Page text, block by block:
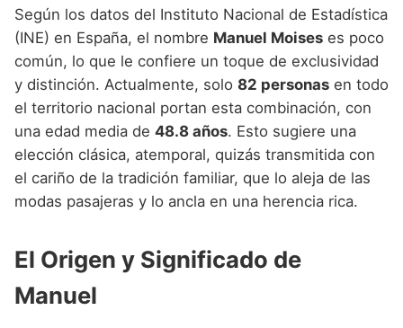
Nombres de niño que empiezan por N
Nombres de niño que empiezan por O
Nombres de niño que empiezan por P
Nombres de niño que empiezan por Q
Nombres de niño que empiezan por R
Nombres de niño que empiezan por S
Nombres de niño que empiezan por U
Nombres de Niño Navarros
Nombres de Niño Riojanos
Nombres de Niño Valencianos
Nombres de Niño Vascos
Nombres de Niño Judíos
Nombres de Niño Marroquíes
Nombres de Niño Portugueses
Nombres de Niño Rumanos
Nombres de Niño Rusos
Nombres de Niño Suecos
Según los datos del Instituto Nacional de Estadística
(INE) en España, el nombre Manuel Moises es poco
común, lo que le confiere un toque de exclusividad
y distinción. Actualmente, solo 82 personas en todo
el territorio nacional portan esta combinación, con
una edad media de 48.8 años. Esto sugiere una
elección clásica, atemporal, quizás transmitida con
el cariño de la tradición familiar, que lo aleja de las
modas pasajeras y lo ancla en una herencia rica.
El Origen y Significado de
Manuel